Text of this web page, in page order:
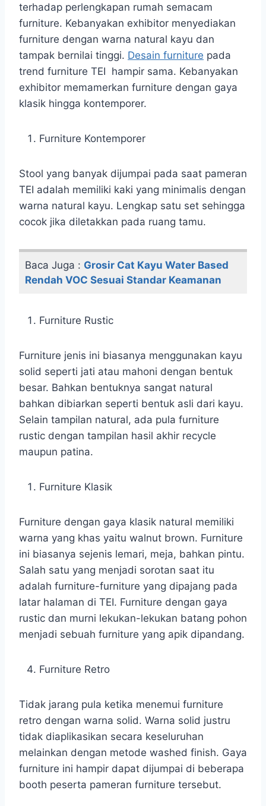
terhadap perlengkapan rumah semacam
furniture. Kebanyakan exhibitor menyediakan
furniture dengan warna natural kayu dan
tampak bernilai tinggi. Desain furniture pada
trend furniture TEI hampir sama. Kebanyakan
exhibitor memamerkan furniture dengan gaya
klasik hingga kontemporer.
Furniture Kontemporer
Stool yang banyak dijumpai pada saat pameran
TEI adalah memiliki kaki yang minimalis dengan
warna natural kayu. Lengkap satu set sehingga
cocok jika diletakkan pada ruang tamu.
Baca Juga : Grosir Cat Kayu Water Based
Rendah VOC Sesuai Standar Keamanan
Furniture Rustic
Furniture jenis ini biasanya menggunakan kayu
solid seperti jati atau mahoni dengan bentuk
besar. Bahkan bentuknya sangat natural
bahkan dibiarkan seperti bentuk asli dari kayu.
Selain tampilan natural, ada pula furniture
rustic dengan tampilan hasil akhir recycle
maupun patina.
Furniture Klasik
Furniture dengan gaya klasik natural memiliki
warna yang khas yaitu walnut brown. Furniture
ini biasanya sejenis lemari, meja, bahkan pintu.
Salah satu yang menjadi sorotan saat itu
adalah furniture-furniture yang dipajang pada
latar halaman di TEI. Furniture dengan gaya
rustic dan murni lekukan-lekukan batang pohon
menjadi sebuah furniture yang apik dipandang.
Furniture Retro
Tidak jarang pula ketika menemui furniture
retro dengan warna solid. Warna solid justru
tidak diaplikasikan secara keseluruhan
melainkan dengan metode washed finish. Gaya
furniture ini hampir dapat dijumpai di beberapa
booth peserta pameran furniture tersebut.